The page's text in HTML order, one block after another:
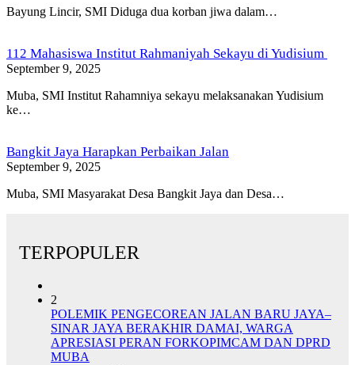
Bayung Lincir, SMI Diduga dua korban jiwa dalam…
112 Mahasiswa Institut Rahmaniyah Sekayu di Yudisium
September 9, 2025
Muba, SMI Institut Rahamniya sekayu melaksanakan Yudisium
ke…
Bangkit Jaya Harapkan Perbaikan Jalan
September 9, 2025
Muba, SMI Masyarakat Desa Bangkit Jaya dan Desa…
TERPOPULER
2
POLEMIK PENGECOREAN JALAN BARU JAYA–
SINAR JAYA BERAKHIR DAMAI, WARGA
APRESIASI PERAN FORKOPIMCAM DAN DPRD
MUBA